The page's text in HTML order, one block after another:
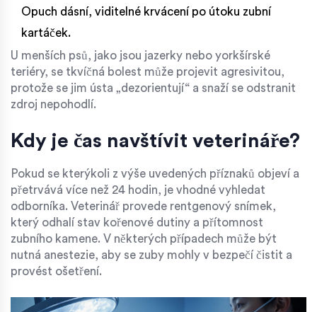
Opuch dásní, viditelné krvácení po útoku zubní
kartáček.
U menších psů, jako jsou jazerky nebo yorkšírské
teriéry, se tkvíčná bolest může projevit agresivitou,
protože se jim ústa „dezorientují“ a snaží se odstranit
zdroj nepohodlí.
Kdy je čas navštívit veterináře?
Pokud se kterýkoli z výše uvedených příznaků objeví a
přetrvává více než 24 hodin, je vhodné vyhledat
odborníka. Veterinář provede rentgenový snímek,
který odhalí stav kořenové dutiny a přítomnost
zubního kamene. V některých případech může být
nutná anestezie, aby se zuby mohly v bezpečí čistit a
provést ošetření.